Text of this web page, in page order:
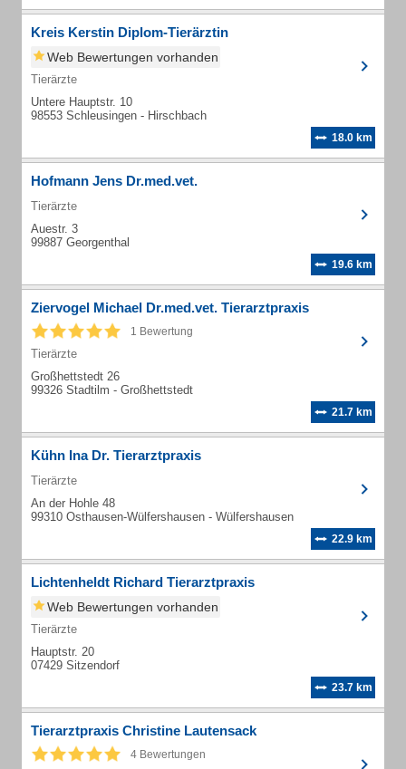
Kreis Kerstin Diplom-Tierärztin
Web Bewertungen vorhanden
Tierärzte
Untere Hauptstr. 10
98553 Schleusingen - Hirschbach
18.0 km
Hofmann Jens Dr.med.vet.
Tierärzte
Auestr. 3
99887 Georgenthal
19.6 km
Ziervogel Michael Dr.med.vet. Tierarztpraxis
1 Bewertung
Tierärzte
Großhettstedt 26
99326 Stadtilm - Großhettstedt
21.7 km
Kühn Ina Dr. Tierarztpraxis
Tierärzte
An der Hohle 48
99310 Osthausen-Wülfershausen - Wülfershausen
22.9 km
Lichtenheldt Richard Tierarztpraxis
Web Bewertungen vorhanden
Tierärzte
Hauptstr. 20
07429 Sitzendorf
23.7 km
Tierarztpraxis Christine Lautensack
4 Bewertungen